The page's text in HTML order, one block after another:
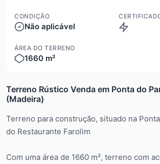
CONDIÇÃO
Não aplicável
ÁREA DO TERRENO
1660 m²
Terreno Rústico Venda em Ponta do
(Madeira)
Terreno para construção, situado na
do Restaurante Farolim
Com uma área de 1660 m², terreno com